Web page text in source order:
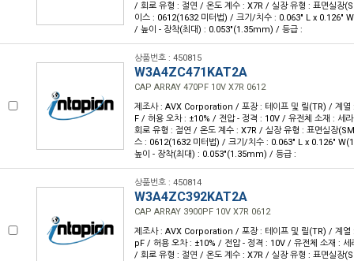
/ 회로 유형 : 절연 / 온도 계수 : X7R / 실장 유형 : 표면실장
이스 : 0612(1632 미터법) / 크기/치수 : 0.063" L x 0.126"
/ 높이 - 장착(최대) : 0.053"(1.35mm) / 등급 :
상품번호 : 450815
W3A4ZC471KAT2A
CAP ARRAY 470PF 10V X7R 0612
제조사 : AVX Corporation / 포장 : 테이프 및 릴(TR) / 계
F / 허용 오차 : ±10% / 전압 - 정격 : 10V / 유전체 소재 : 세
회로 유형 : 절연 / 온도 계수 : X7R / 실장 유형 : 표면실장
스 : 0612(1632 미터법) / 크기/치수 : 0.063" L x 0.126"
높이 - 장착(최대) : 0.053"(1.35mm) / 등급 :
상품번호 : 450814
W3A4ZC392KAT2A
CAP ARRAY 3900PF 10V X7R 0612
제조사 : AVX Corporation / 포장 : 테이프 및 릴(TR) / 계열
pF / 허용 오차 : ±10% / 전압 - 정격 : 10V / 유전체 소재 : 세
/ 회로 유형 : 절연 / 온도 계수 : X7R / 실장 유형 : 표면실장